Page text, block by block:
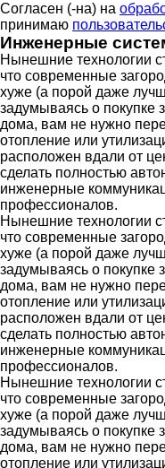
Согласен (-на) на
принимаю
Инженерные
Нынешние технологии
что современные
хуже (а порой даже
задумываясь о покупке
дома, вам не нужно
отопление или
расположен вдали от
сделать полностью
инженерные
профессионалов.
Нынешние технологии
что современные
хуже (а порой даже
задумываясь о покупке
дома, вам не нужно
отопление или
расположен вдали от
сделать полностью
инженерные
профессионалов.
Нынешние технологии
что современные
хуже (а порой даже
задумываясь о покупке
дома, вам не нужно
отопление или